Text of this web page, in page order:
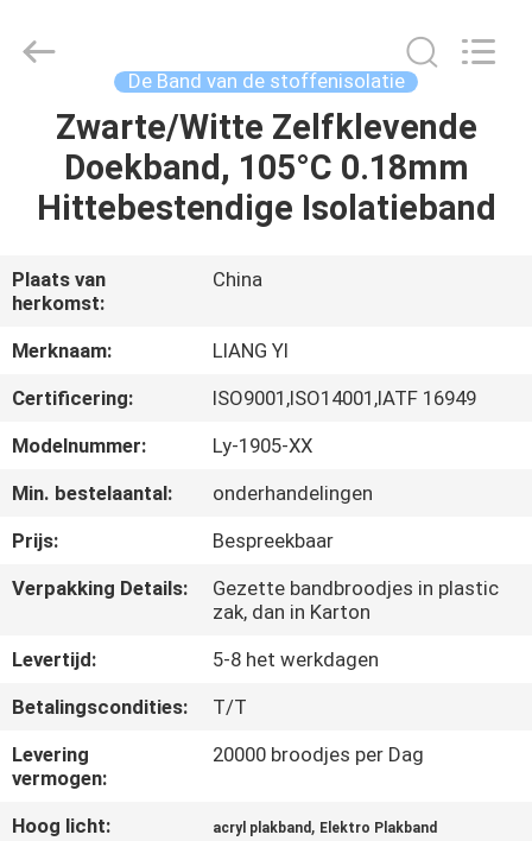
HUIS
PRODUCTEN
ONGEVEER
ONS
FABRIEKSREIS
CONTACTEER
ONS
NIEUWS
VERZOEK
OM
EEN
Tape
Industry
De Band van de stoffenisolatie
Zwarte/Witte Zelfklevende
Doekband, 105°C 0.18mm
Hittebestendige Isolatieband
Plaats van
herkomst:
China
Merknaam:
LIANG YI
Certificering:
ISO9001,ISO14001,IATF 16949
Modelnummer:
Ly-1905-XX
Min. bestelaantal:
onderhandelingen
Prijs:
Bespreekbaar
Verpakking Details:
Gezette bandbroodjes in plastic
zak, dan in Karton
Levertijd:
5-8 het werkdagen
Betalingscondities:
T/T
Levering
vermogen:
20000 broodjes per Dag
Hoog licht: acryl plakband , Elektro Plakband